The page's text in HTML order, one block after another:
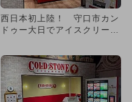
西日本初上陸！ 守口市カン
ドゥー大日でアイスクリーム